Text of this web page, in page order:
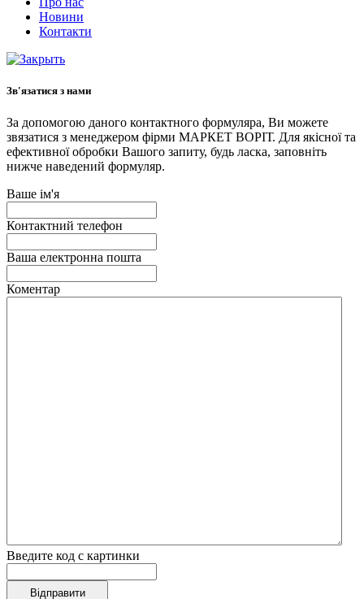
Новини
Контакти
Зв'язатися з нами
За допомогою даного контактного формуляра, Ви можете
звязатися з менеджером фірми МАРКЕТ ВОРІТ. Для якісної та
ефективної обробки Вашого запиту, будь ласка, заповніть
нижче наведений формуляр.
Ваше ім'я
Контактний телефон
Ваша електронна пошта
Коментар
Введите код с картинки